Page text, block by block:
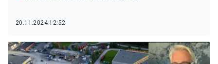
20.11.2024 12:52